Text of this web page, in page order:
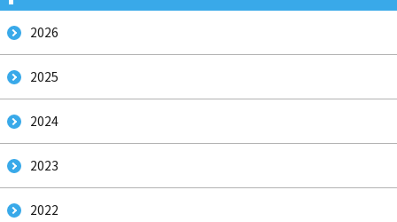
たいご
すぺいんご
2026
2025
2024
2023
2022